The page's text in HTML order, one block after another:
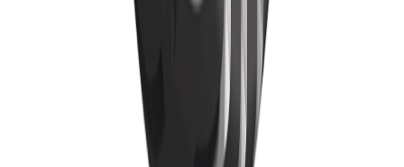
Pneus
Pneus TBR
Notícias